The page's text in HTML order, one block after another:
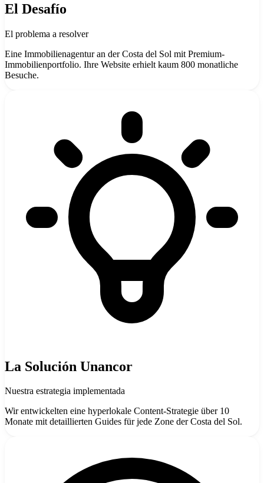
El Desafío
El problema a resolver
Eine Immobilienagentur an der Costa del Sol mit Premium-
Immobilienportfolio. Ihre Website erhielt kaum 800 monatliche
Besuche.
La Solución Unancor
Nuestra estrategia implementada
Wir entwickelten eine hyperlokale Content-Strategie über 10
Monate mit detaillierten Guides für jede Zone der Costa del Sol.